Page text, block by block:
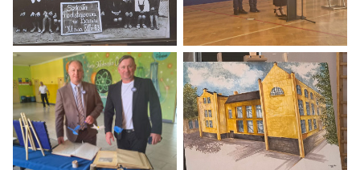
Obchody 80 lecia Szkoły Podstawowej w Baniach.
Obchody 80 lecia Szkoły